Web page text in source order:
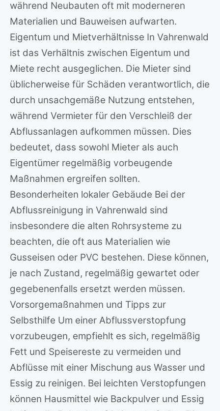
während Neubauten oft mit moderneren
Materialien und Bauweisen aufwarten.
Eigentum und Mietverhältnisse In Vahrenwald
ist das Verhältnis zwischen Eigentum und
Miete recht ausgeglichen. Die Mieter sind
üblicherweise für Schäden verantwortlich, die
durch unsachgemäße Nutzung entstehen,
während Vermieter für den Verschleiß der
Abflussanlagen aufkommen müssen. Dies
bedeutet, dass sowohl Mieter als auch
Eigentümer regelmäßig vorbeugende
Maßnahmen ergreifen sollten.
Besonderheiten lokaler Gebäude Bei der
Abflussreinigung in Vahrenwald sind
insbesondere die alten Rohrsysteme zu
beachten, die oft aus Materialien wie
Gusseisen oder PVC bestehen. Diese können,
je nach Zustand, regelmäßig gewartet oder
gegebenenfalls ersetzt werden müssen.
Vorsorgemaßnahmen und Tipps zur
Selbsthilfe Um einer Abflussverstopfung
vorzubeugen, empfiehlt es sich, regelmäßig
Fett und Speisereste zu vermeiden und
Abflüsse mit einer Mischung aus Wasser und
Essig zu reinigen. Bei leichten Verstopfungen
können Hausmittel wie Backpulver und Essig